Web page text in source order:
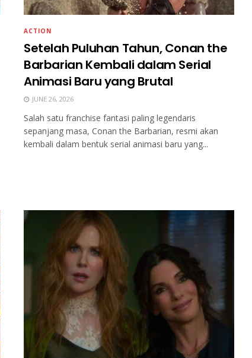
ACTION
Setelah Puluhan Tahun, Conan the
Barbarian Kembali dalam Serial
Animasi Baru yang Brutal
JUNE 26, 2026
Salah satu franchise fantasi paling legendaris
sepanjang masa, Conan the Barbarian, resmi akan
kembali dalam bentuk serial animasi baru yang...